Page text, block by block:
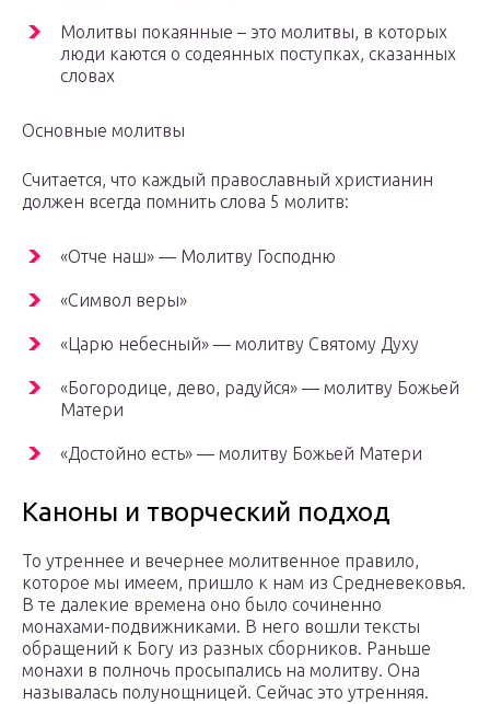
Молитвы покаянные – это молитвы, в которых
люди каются о содеянных поступках, сказанных
словах
Основные молитвы
Считается, что каждый православный христианин
должен всегда помнить слова 5 молитв:
«Отче наш» — Молитву Господню
«Символ веры»
«Царю небесный» — молитву Святому Духу
«Богородице, дево, радуйся» — молитву Божьей
Матери
«Достойно есть» — молитву Божьей Матери
Каноны и творческий подход
То утреннее и вечернее молитвенное правило,
которое мы имеем, пришло к нам из Средневековья.
В те далекие времена оно было сочиненно
монахами-подвижниками. В него вошли тексты
обращений к Богу из разных сборников. Раньше
монахи в полночь просыпались на молитву. Она
называлась полунощницей. Сейчас это утренняя.